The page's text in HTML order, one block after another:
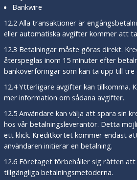
Bankwire
12.2 Alla transaktioner är
eller automatiska avgifter kommer att
12.3 Betalningar måste göras direkt.
återspeglas inom 15 minuter efter
banköverföringar som kan ta upp till tre
12.4 Ytterligare avgifter kan tillkomma.
mer information om sådana avgifter.
12.5 Användare kan välja att spara sin
hos vår betalningsleverantör. Detta
ett klick. Kreditkortet kommer endast
användaren initierar en betalning.
12.6 Företaget förbehåller sig rätten
tillgängliga betalningsmetoderna.